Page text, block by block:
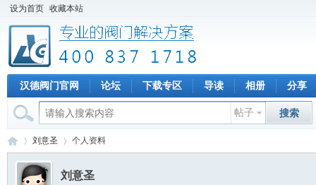
设为首页 收藏本站
汉德阀门官网 论坛 下载专区 导读 相册 分享
帖子 搜索
刘意圣 个人资料
刘意圣